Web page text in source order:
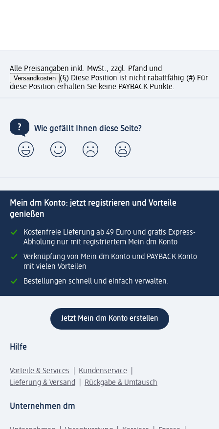
Alle Preisangaben inkl. MwSt., zzgl. Pfand und
Versandkosten (§) Diese Position ist nicht rabattfähig.(#) Für
diese Position erhalten Sie keine PAYBACK Punkte.
Wie gefällt Ihnen diese Seite?
Mein dm Konto: jetzt registrieren und Vorteile
genießen
Kostenfreie Lieferung ab 49 Euro und gratis Express-
Abholung nur mit registriertem Mein dm Konto
Verknüpfung von Mein dm Konto und PAYBACK Konto
mit vielen Vorteilen
Bestellungen schnell und einfach verwalten.
Jetzt Mein dm Konto erstellen
Hilfe
Vorteile & Services
Kundenservice
Lieferung & Versand
Rückgabe & Umtausch
Unternehmen dm